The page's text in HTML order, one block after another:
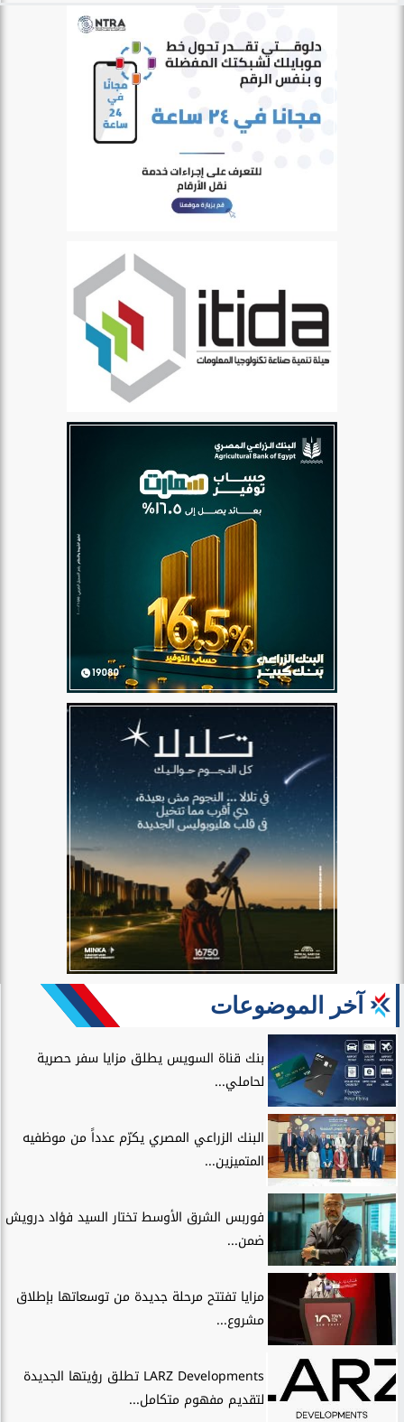
آخر الموضوعات
بنك قناة السويس يطلق مزايا سفر حصرية
لحاملي...
البنك الزراعي المصري يكرّم عدداً من موظفيه
المتميزين...
فوربس الشرق الأوسط تختار السيد فؤاد درويش
ضمن...
مزايا تفتتح مرحلة جديدة من توسعاتها بإطلاق
مشروع...
LARZ Developments تطلق رؤيتها الجديدة
لتقديم مفهوم متكامل...